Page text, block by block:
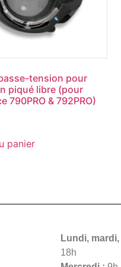
tension pour
piqué libre (pour
790PRO & 792PRO)
panier
Lundi,
18h